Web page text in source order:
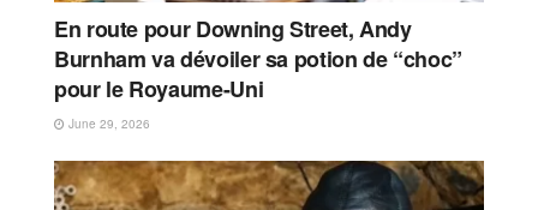
En route pour Downing Street, Andy
Burnham va dévoiler sa potion de “choc”
pour le Royaume-Uni
June 29, 2026